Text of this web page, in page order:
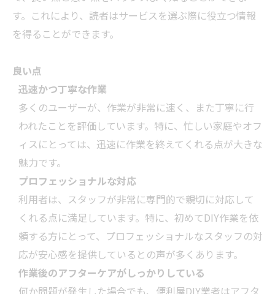
す。これにより、読者はサービスを選ぶ際に役立つ情報
を得ることができます。
良い点
迅速かつ丁寧な作業
多くのユーザーが、作業が非常に速く、また丁寧に行
われたことを評価しています。特に、忙しい家庭やオフ
ィスにとっては、迅速に作業を終えてくれる点が大きな
魅力です。
プロフェッショナルな対応
利用者は、スタッフが非常に専門的で親切に対応して
くれる点に満足しています。特に、初めてDIY作業を依
頼する方にとって、プロフェッショナルなスタッフの対
応が安心感を提供しているとの声が多くあります。
作業後のアフターケアがしっかりしている
何か問題が発生した場合でも、便利屋DIY業者はアフタ